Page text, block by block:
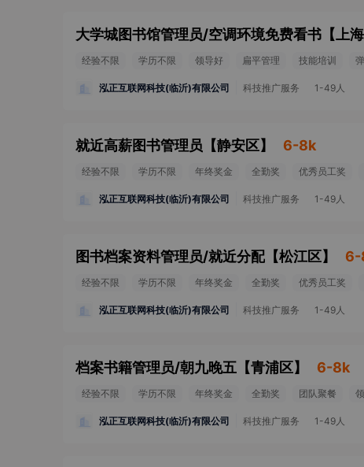
大学城图书馆管理员/空调环境免费看书 【 上
经验不限 学历不限 领导好 扁平管理 技能培训
泓正互联网科技(临沂)有限公司 科技推广服务 1-49人
就近高薪图书管理员 【静安区】 6-8k
经验不限 学历不限 年终奖金 全勤奖 优秀员工奖
泓正互联网科技(临沂)有限公司 科技推广服务 1-49人
图书档案资料管理员/就近分配 【松江区】 6-
经验不限 学历不限 年终奖金 全勤奖 优秀员工奖
泓正互联网科技(临沂)有限公司 科技推广服务 1-49人
档案书籍管理员/朝九晚五 【青浦区】 6-8k
经验不限 学历不限 年终奖金 全勤奖 团队聚餐
泓正互联网科技(临沂)有限公司 科技推广服务 1-49人